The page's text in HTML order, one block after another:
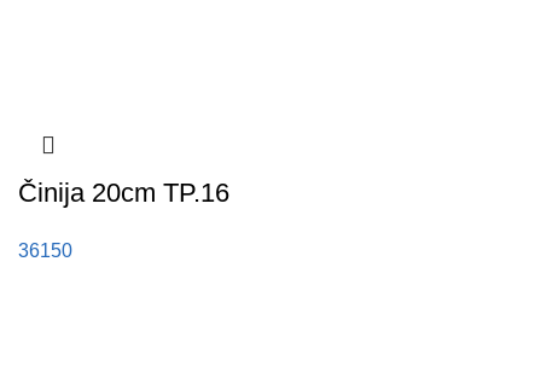
Činija 20cm TP.16
36150